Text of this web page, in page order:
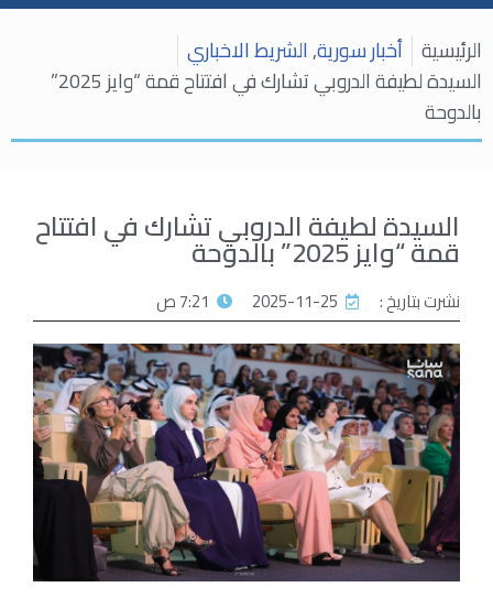
الرئيسية أخبار سورية,الشريط الاخباري
السيدة لطيفة الدروبي تشارك في افتتاح قمة “وايز 2025”
بالدوحة
السيدة لطيفة الدروبي تشارك في افتتاح
قمة “وايز 2025” بالدوحة
نشرت بتاريخ : 2025-11-25 7:21 ص